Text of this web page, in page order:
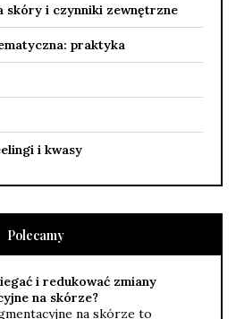
skóry i czynniki zewnętrzne
praktyka
i kwasy
Polecamy
i redukować zmiany
na skórze?
na skórze to